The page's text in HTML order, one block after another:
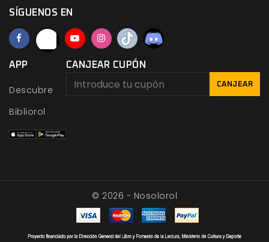
SÍGUENOS EN
APP
Descubre
Bibliorol
CANJEAR CUPÓN
CANJEAR
© 2026 - Nosolorol